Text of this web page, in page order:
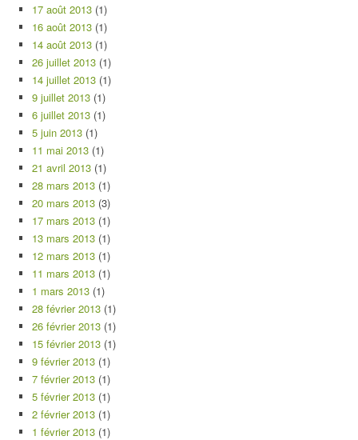
17 août 2013 (1)
16 août 2013 (1)
14 août 2013 (1)
26 juillet 2013 (1)
14 juillet 2013 (1)
9 juillet 2013 (1)
6 juillet 2013 (1)
5 juin 2013 (1)
11 mai 2013 (1)
21 avril 2013 (1)
28 mars 2013 (1)
20 mars 2013 (3)
17 mars 2013 (1)
13 mars 2013 (1)
12 mars 2013 (1)
11 mars 2013 (1)
1 mars 2013 (1)
28 février 2013 (1)
26 février 2013 (1)
15 février 2013 (1)
9 février 2013 (1)
7 février 2013 (1)
5 février 2013 (1)
2 février 2013 (1)
1 février 2013 (1)